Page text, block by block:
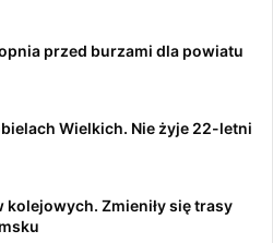
przed burzami dla powiatu
Wielkich. Nie żyje 22-letni
Zmieniły się trasy